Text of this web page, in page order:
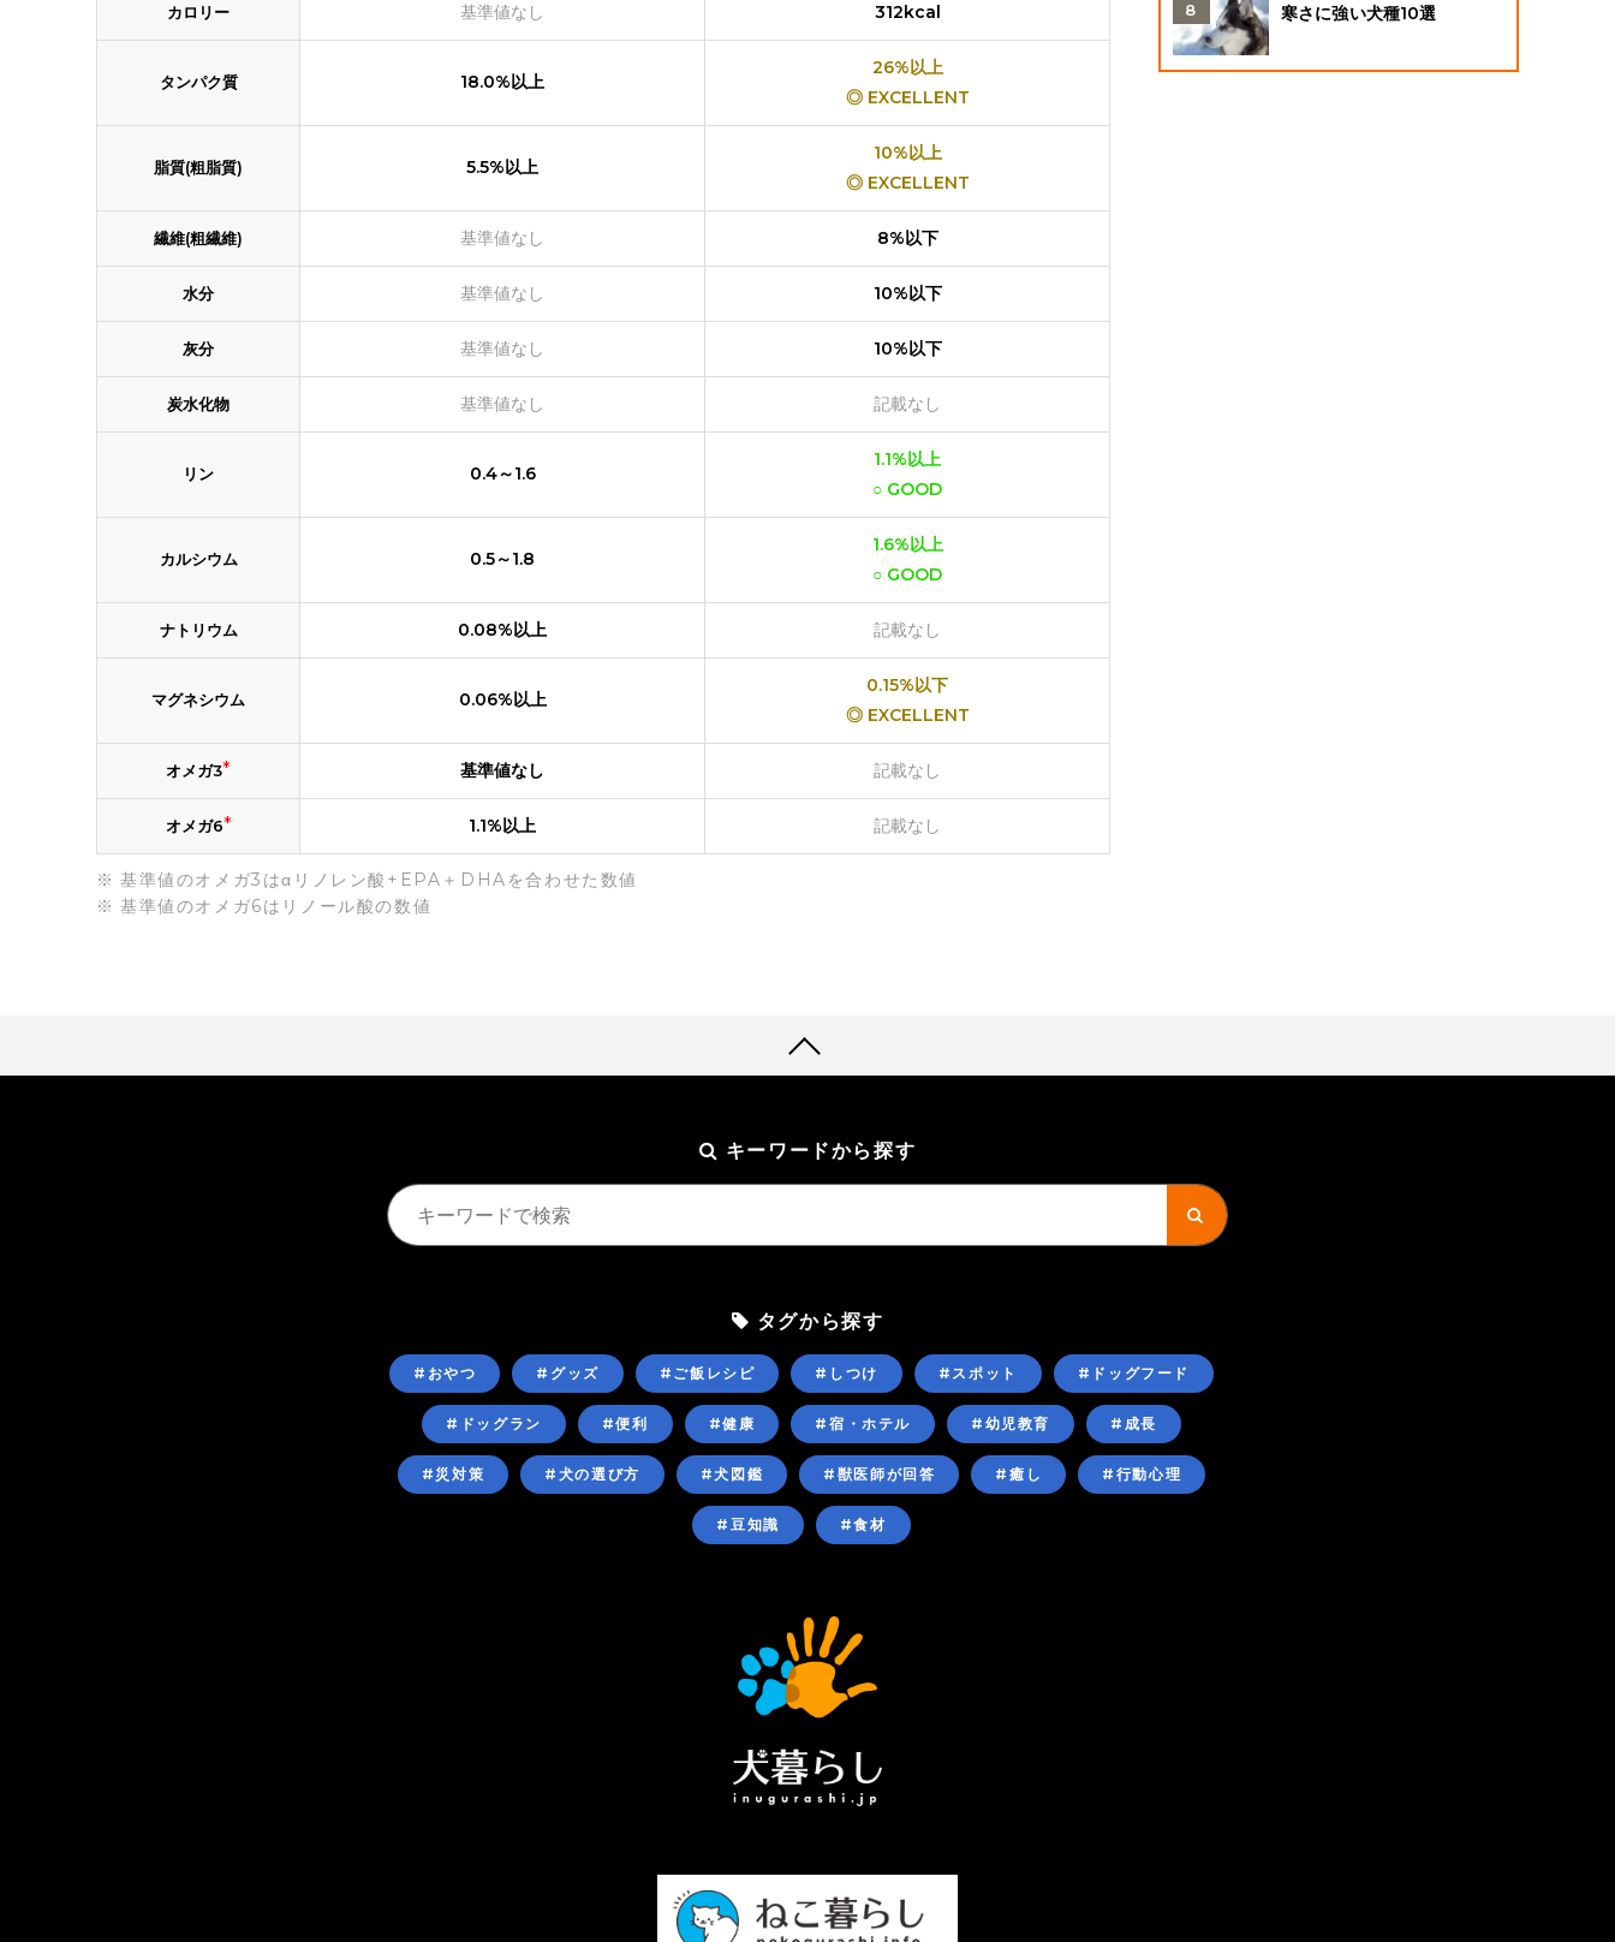
カロリー 基準値なし 312kcal
タンパク質 18.0%以上
26%以上
◎ EXCELLENT
脂質(粗脂質) 5.5%以上
10%以上
◎ EXCELLENT
繊維(粗繊維) 基準値なし 8%以下
水分 基準値なし 10%以下
灰分 基準値なし 10%以下
炭水化物 基準値なし 記載なし
リン 0.4～1.6
1.1%以上
○ GOOD
カルシウム 0.5～1.8
1.6%以上
○ GOOD
ナトリウム 0.08%以上 記載なし
マグネシウム 0.06%以上
0.15%以下
◎ EXCELLENT
オメガ3* 基準値なし 記載なし
オメガ6* 1.1%以上 記載なし
基準値のオメガ3はαリノレン酸+EPA＋DHAを合わせた数値
基準値のオメガ6はリノール酸の数値
寒さに強い犬種10選
キーワードから探す
タグから探す
#おやつ #グッズ #ご飯レシピ #しつけ #スポット #ドッグフード
#ドッグラン #便利 #健康 #宿・ホテル #幼児教育 #成長
#災対策 #犬の選び方 #犬図鑑 #獣医師が回答 #癒し #行動心理
#豆知識 #食材